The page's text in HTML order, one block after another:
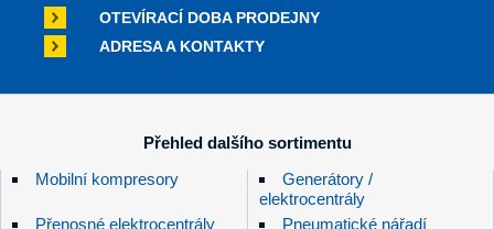
OTEVÍRACÍ DOBA PRODEJNY
ADRESA A KONTAKTY
Přehled dalšího sortimentu
Mobilní kompresory
Generátory /
elektrocentrály
Přenosné elektrocentrály
Pneumatické nářadí